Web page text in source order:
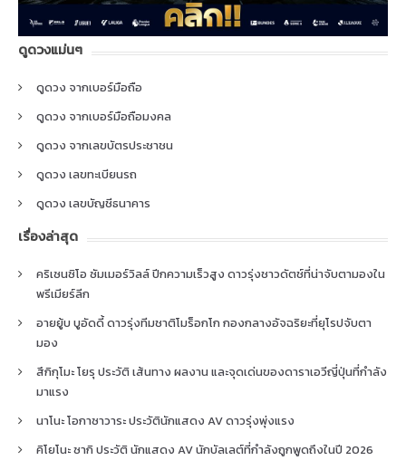
ดูดวงแม่นๆ
ดูดวง จากเบอร์มือถือ
ดูดวง จากเบอร์มือถือมงคล
ดูดวง จากเลขบัตรประชาชน
ดูดวง เลขทะเบียนรถ
ดูดวง เลขบัญชีธนาคาร
เรื่องล่าสุด
คริเซนซิโอ ซัมเมอร์วิลล์ ปีกความเร็วสูง ดาวรุ่งชาวดัตช์ที่น่าจับตามองใน
พรีเมียร์ลีก
อายยู้บ บูอัดดี้ ดาวรุ่งทีมชาติโมร็อกโก กองกลางอัจฉริยะที่ยุโรปจับตา
มอง
สึกิกุโมะ โยรุ ประวัติ เส้นทาง ผลงาน และจุดเด่นของดาราเอวีญี่ปุ่นที่กำลัง
มาแรง
นาโนะ โอกาซาวาระ ประวัตินักแสดง AV ดาวรุ่งพุ่งแรง
คิโยโนะ ซากิ ประวัติ นักแสดง AV นักบัลเลต์ที่กำลังถูกพูดถึงในปี 2026